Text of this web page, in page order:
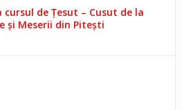
de Țesut – Cusut de la
și Meserii din Pitești